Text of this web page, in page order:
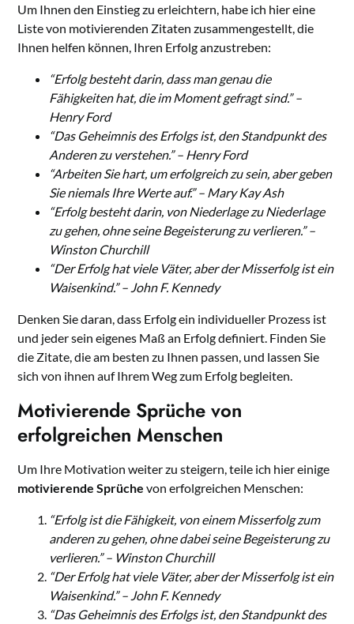
Um Ihnen den Einstieg zu erleichtern, habe ich hier eine
Liste von motivierenden Zitaten zusammengestellt, die
Ihnen helfen können, Ihren Erfolg anzustreben:
“Erfolg besteht darin, dass man genau die
Fähigkeiten hat, die im Moment gefragt sind.” –
Henry Ford
“Das Geheimnis des Erfolgs ist, den Standpunkt des
Anderen zu verstehen.” – Henry Ford
“Arbeiten Sie hart, um erfolgreich zu sein, aber geben
Sie niemals Ihre Werte auf.” – Mary Kay Ash
“Erfolg besteht darin, von Niederlage zu Niederlage
zu gehen, ohne seine Begeisterung zu verlieren.” –
Winston Churchill
“Der Erfolg hat viele Väter, aber der Misserfolg ist ein
Waisenkind.” – John F. Kennedy
Denken Sie daran, dass Erfolg ein individueller Prozess ist
und jeder sein eigenes Maß an Erfolg definiert. Finden Sie
die Zitate, die am besten zu Ihnen passen, und lassen Sie
sich von ihnen auf Ihrem Weg zum Erfolg begleiten.
Motivierende Sprüche von
erfolgreichen Menschen
Um Ihre Motivation weiter zu steigern, teile ich hier einige
motivierende Sprüche von erfolgreichen Menschen:
“Erfolg ist die Fähigkeit, von einem Misserfolg zum
anderen zu gehen, ohne dabei seine Begeisterung zu
verlieren.” – Winston Churchill
“Der Erfolg hat viele Väter, aber der Misserfolg ist ein
Waisenkind.” – John F. Kennedy
“Das Geheimnis des Erfolgs ist, den Standpunkt des